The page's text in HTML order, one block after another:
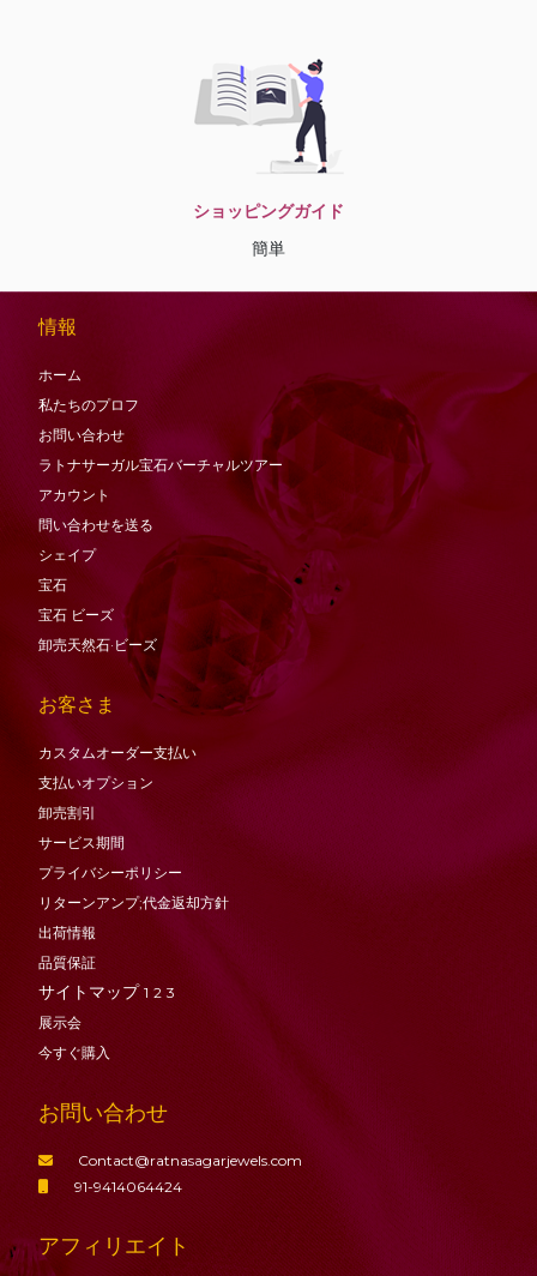
ショッピングガイド
簡単
情報
ホーム
私たちのプロフ
お問い合わせ
ラトナサーガル宝石バーチャ​​ルツアー
アカウント
問い合わせを送る
シェイプ
宝石
宝石 ビーズ
卸売天然石·ビーズ
お客さま
カスタムオーダー支払い
支払いオプション
卸売割引
サービス期間
プライバシーポリシー
リターンアンプ;代金返却方針
出荷情報
品質保証
サイトマップ 1 2 3
展示会
今すぐ購入
お問い合わせ
Contact@ratnasagarjewels.com
91-9414064424
アフィリエイト